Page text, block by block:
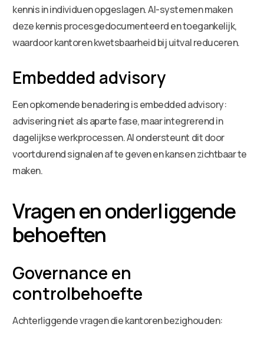
kennis in individuen opgeslagen. AI-systemen maken
deze kennis procesgedocumenteerd en toegankelijk,
waardoor kantoren kwetsbaarheid bij uitval reduceren.
Embedded advisory
Een opkomende benadering is embedded advisory:
advisering niet als aparte fase, maar integrerend in
dagelijkse werkprocessen. AI ondersteunt dit door
voortdurend signalen af te geven en kansen zichtbaar te
maken.
Vragen en onderliggende
behoeften
Governance en
controlbehoefte
Achterliggende vragen die kantoren bezighouden: